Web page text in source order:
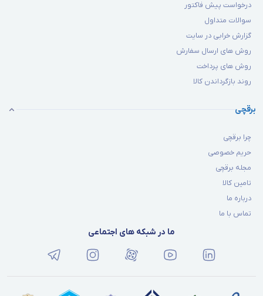
درخواست پیش فاکتور
سوالات متداول
گزارش خرابی در سایت
روش های ارسال سفارش
روش های پرداخت
روند بازگرداندن کالا
برقچی
چرا برقچی
حریم خصوصی
مجله برقچی
تامین کالا
درباره ما
تماس با ما
ما در شبکه های اجتماعی